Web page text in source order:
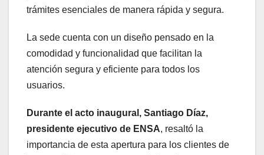
trámites esenciales de manera rápida y segura.
La sede cuenta con un diseño pensado en la
comodidad y funcionalidad que facilitan la
atención segura y eficiente para todos los
usuarios.
Durante el acto inaugural, Santiago Díaz,
presidente ejecutivo de ENSA, resaltó la
importancia de esta apertura para los clientes de